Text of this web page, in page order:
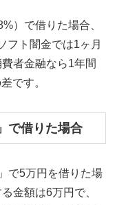
）で借りた場合、
フト闇金では1ヶ月
者金融なら1年間
です。
で借りた場合
で5万円を借りた場
金額は6万円で、